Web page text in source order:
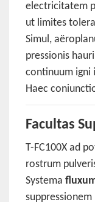
electricitatem
ut limites
Simul,
pressionis
continuum igni
Haec
Facultas
T-FC100X ad
rostrum
Systema